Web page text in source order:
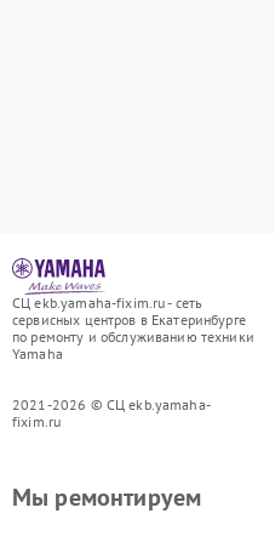
СЦ ekb.yamaha-fixim.ru - сеть
сервисных центров в Екатеринбурге
по ремонту и обслуживанию техники
Yamaha
2021-2026 © СЦ ekb.yamaha-
fixim.ru
Мы ремонтируем